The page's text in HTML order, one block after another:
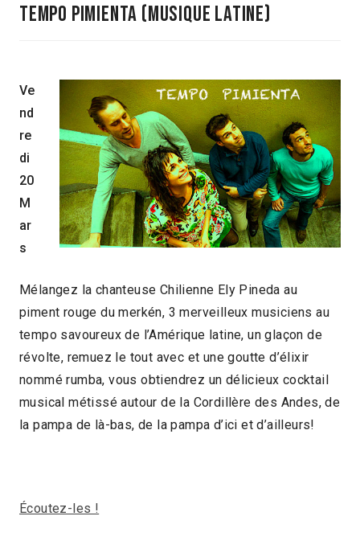
tempo pimienta (musique latine)
Ve
nd
re
di
20
M
ar
s
Mélangez la chanteuse Chilienne Ely Pineda au
piment rouge du merkén, 3 merveilleux musiciens au
tempo savoureux de l’Amérique latine, un glaçon de
révolte, remuez le tout avec et une goutte d’élixir
nommé rumba, vous obtiendrez un délicieux cocktail
musical métissé autour de la Cordillère des Andes, de
la pampa de là-bas, de la pampa d’ici et d’ailleurs!
Écoutez-les !